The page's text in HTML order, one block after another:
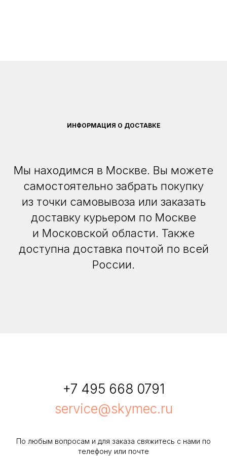
ИНФОРМАЦИЯ О ДОСТАВКЕ
Мы находимся в Москве. Вы можете
самостоятельно забрать покупку
из точки самовывоза или заказать
доставку курьером по Москве
и Московской области. Также
доступна доставка почтой по всей
России.
+7 495 668 0791
service@skymec.ru
По любым вопросам и для заказа свяжитесь с нами по
телефону или почте